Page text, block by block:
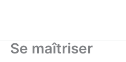
Se maîtriser